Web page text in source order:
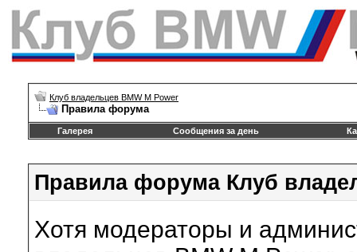
Клуб владельцев BMW M Power
Правила форума
Галерея Сообщения за день
Правила форума Клуб
Хотя модераторы и